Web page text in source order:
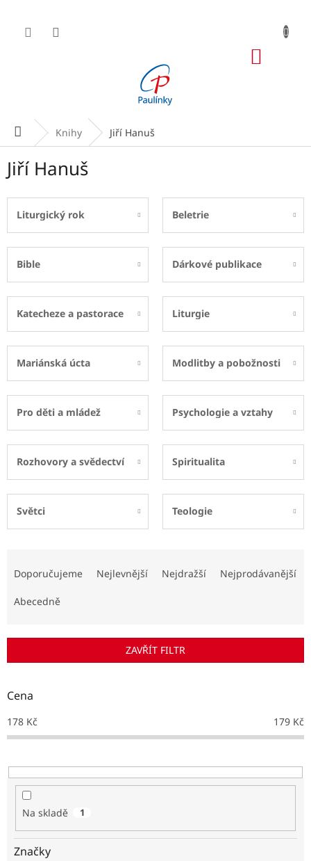
obsah
Domů Knihy Jiří Hanuš
Jiří Hanuš
Liturgický rok Beletrie
Bible Dárkové publikace
Katecheze a pastorace Liturgie
Mariánská úcta Modlitby a pobožnosti
Pro děti a mládež Psychologie a vztahy
Rozhovory a svědectví Spiritualita
Světci Teologie
r
d
k
t
Doporučujeme Nejlevnější Nejdražší Nejprodávanější
Abecedně
ZAVŘÍT FILTR
Cena
178 Kč 179 Kč
Na skladě 1
Značky